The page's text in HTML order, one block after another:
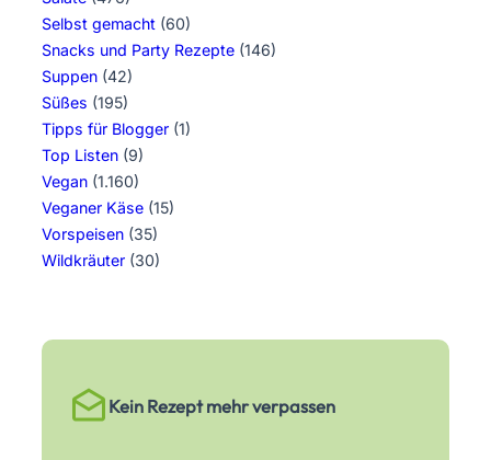
Selbst gemacht (60)
Snacks und Party Rezepte (146)
Suppen (42)
Süßes (195)
Tipps für Blogger (1)
Top Listen (9)
Vegan (1.160)
Veganer Käse (15)
Vorspeisen (35)
Wildkräuter (30)
Kein Rezept mehr verpassen